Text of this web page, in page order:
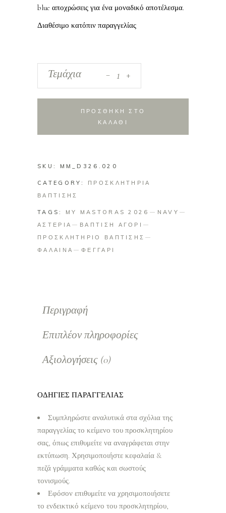
blue αποχρώσεις για ένα μοναδικό αποτέλεσμα.
Διαθέσιμο κατόπιν παραγγελίας
Προσκλητήριο
&
Τεμάχια +
ΠΡΟΣΘΗΚΗ ΣΤΟ
ΚΑΛΑΘΙ
SKU: MM_D326.020
CATEGORY: ΠΡΟΣΚΛΗΤΗΡΙΑ
ΒΑΠΤΙΣΗΣ
TAGS: MY MASTORAS 2026
NAVY
ΑΣΤΕΡΙΑ
ΒΑΠΤΙΣΗ ΑΓΟΡΙ
ΠΡΟΣΚΛΗΤΗΡΙΟ ΒΑΠΤΙΣΗΣ
ΦΑΛΑΙΝΑ
ΦΕΓΓΑΡΙ
Περιγραφή
Επιπλέον πληροφορίες
Αξιολογήσεις (0)
ΟΔΗΓΙΕΣ ΠΑΡΑΓΓΕΛΙΑΣ
Συμπληρώστε αναλυτικά στα σχόλια της
παραγγελίας το κείμενο του προσκλητηρίου
σας, όπως επιθυμείτε να αναγράφεται στην
εκτύπωση. Χρησιμοποιήστε κεφαλαία &
πεζά γράμματα καθώς και σωστούς
τονισμούς.
Εφόσον επιθυμείτε να χρησιμοποιήσετε
το ενδεικτικό κείμενο του προσκλητηρίου,